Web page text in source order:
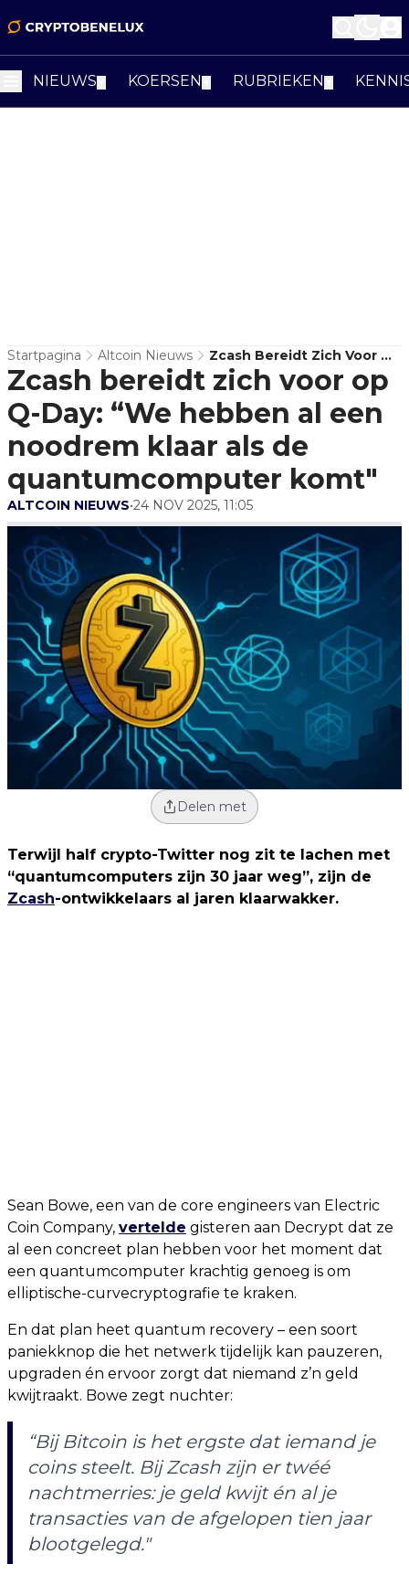
NIEUWS KOERSEN RUBRIEKEN
Startpagina Altcoin Nieuws
Zcash Bereidt Zich Voor Op
Q-Day: “We Hebben Al Een
Noodrem Klaar Als De
Quantumcomputer Komt"
Zcash bereidt zich voor op
Q-Day: “We hebben al een
noodrem klaar als de
quantumcomputer komt"
ALTCOIN NIEUWS•24 NOV 2025, 11:05
Delen met
Terwijl half crypto-Twitter nog zit te lachen met
“quantumcomputers zijn 30 jaar weg”, zijn de
Zcash-ontwikkelaars al jaren klaarwakker.
Sean Bowe, een van de core engineers van Electric
Coin Company, vertelde gisteren aan Decrypt dat ze
al een concreet plan hebben voor het moment dat
een quantumcomputer krachtig genoeg is om
elliptische-curvecryptografie te kraken.
En dat plan heet quantum recovery – een soort
paniekknop die het netwerk tijdelijk kan pauzeren,
upgraden én ervoor zorgt dat niemand z’n geld
kwijtraakt. Bowe zegt nuchter:
“Bij Bitcoin is het ergste dat iemand je
coins steelt. Bij Zcash zijn er twéé
nachtmerries: je geld kwijt én al je
transacties van de afgelopen tien jaar
blootgelegd."